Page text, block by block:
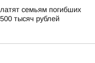
семьям погибших
тысяч рублей